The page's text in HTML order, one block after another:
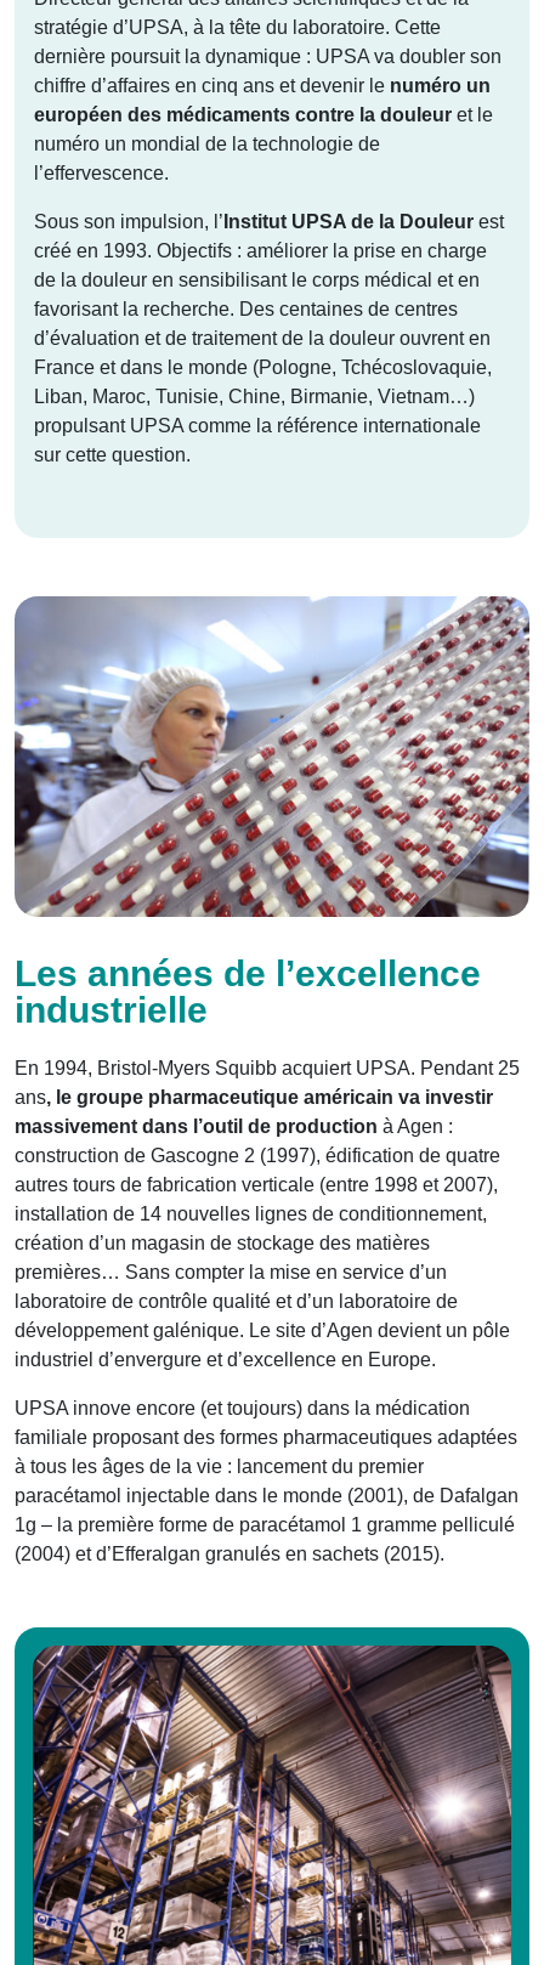
stratégie d’UPSA, à la tête du laboratoire. Cette
dernière poursuit la dynamique : UPSA va doubler son
chiffre d’affaires en cinq ans et devenir le numéro un
européen des médicaments contre la douleur et le
numéro un mondial de la technologie de
l’effervescence.
Sous son impulsion, l’ Institut UPSA de la Douleur est
créé en 1993. Objectifs : améliorer la prise en charge
de la douleur en sensibilisant le corps médical et en
favorisant la recherche. Des centaines de centres
d’évaluation et de traitement de la douleur ouvrent en
France et dans le monde (Pologne, Tchécoslovaquie,
Liban, Maroc, Tunisie, Chine, Birmanie, Vietnam…)
propulsant UPSA comme la référence internationale
sur cette question.
Les années de l’excellence
industrielle
En 1994, Bristol-Myers Squibb acquiert UPSA. Pendant 25
ans, le groupe pharmaceutique américain va investir
massivement dans l’outil de production à Agen :
construction de Gascogne 2 (1997), édification de quatre
autres tours de fabrication verticale (entre 1998 et 2007),
installation de 14 nouvelles lignes de conditionnement,
création d’un magasin de stockage des matières
premières… Sans compter la mise en service d’un
laboratoire de contrôle qualité et d’un laboratoire de
développement galénique. Le site d’Agen devient un pôle
industriel d’envergure et d’excellence en Europe.
UPSA innove encore (et toujours) dans la médication
familiale proposant des formes pharmaceutiques adaptées
à tous les âges de la vie : lancement du premier
paracétamol injectable dans le monde (2001), de Dafalgan
1g – la première forme de paracétamol 1 gramme pelliculé
(2004) et d’Efferalgan granulés en sachets (2015).